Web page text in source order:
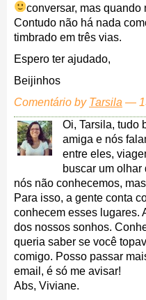
conversar, mas quando
Contudo não há nada
timbrado em três vias.
Espero ter ajudado,
Beijinhos
Comentário by Tarsila —
Oi, Tarsila, tudo
amiga e nós
entre eles,
buscar um
nós não conhecemos,
Para isso, a gente conta
conhecem esses lugares.
dos nossos sonhos.
queria saber se você
comigo. Posso passar
email, é só me avisar!
Abs, Viviane.